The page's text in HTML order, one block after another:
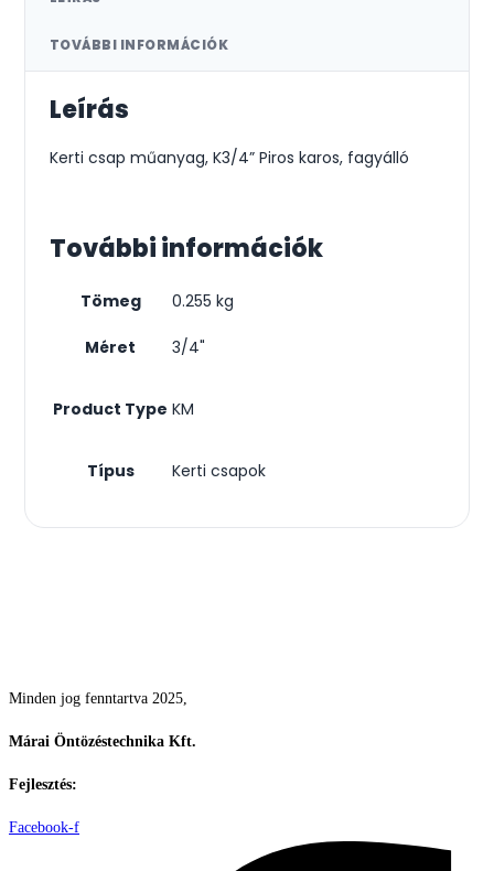
TOVÁBBI INFORMÁCIÓK
Leírás
Kerti csap műanyag, K3/4” Piros karos, fagyálló
További információk
Tömeg 0.255 kg
Méret 3/4"
Product Type KM
Típus Kerti csapok
Minden jog fenntartva 2025,
Márai Öntözéstechnika Kft.
Fejlesztés:
Facebook-f